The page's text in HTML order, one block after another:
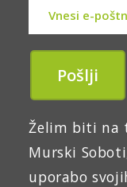
Želim biti na
Murski
uporabo